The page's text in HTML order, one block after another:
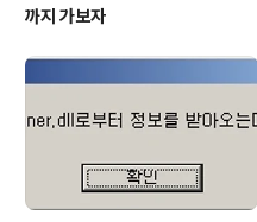
까지 가보자